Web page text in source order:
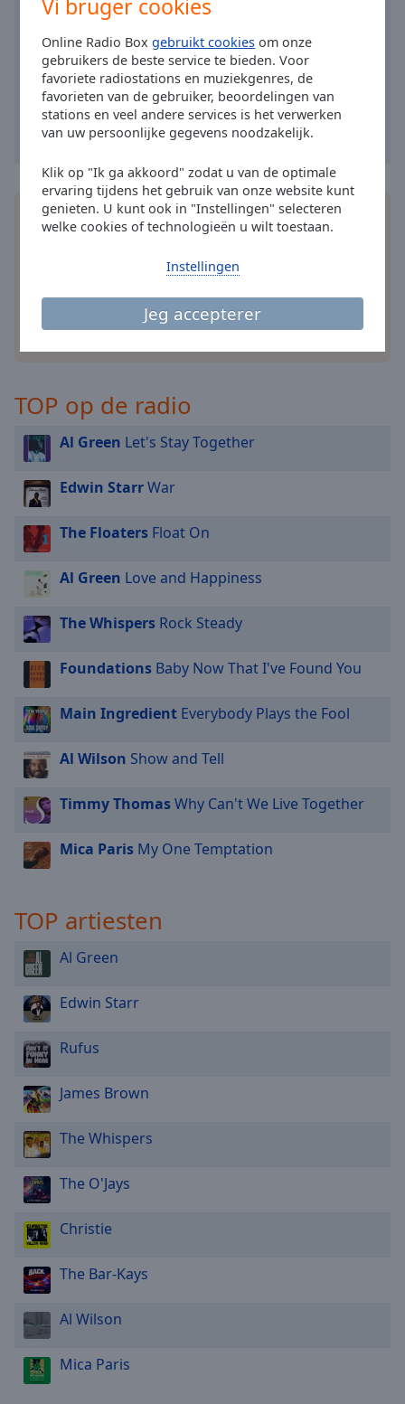
Vi bruger cookies
Online Radio Boxgebruikt cookies om onze
gebruikers de beste service te bieden. Voor
favoriete radiostations en muziekgenres, de
favorieten van de gebruiker, beoordelingen van
stations en veel andere services is het verwerken
van uw persoonlijke gegevens noodzakelijk.
Klik op "Ik ga akkoord" zodat u van de optimale
ervaring tijdens het gebruik van onze website kunt
genieten. U kunt ook in "Instellingen" selecteren
welke cookies of technologieën u wilt toestaan.
Jeg accepterer
Instellingen
Installeer de gratis Online Radio Box applicatie op
je smartphone en luister online naar je favoriete
radiozenders – waar je ook bent!
TOP op de radio
Al Green Let's Stay Together
Edwin StarrWar
The Floaters Float On
Al Green Love and Happiness
The Whispers Rock Steady
Foundations Baby Now That I've Found You
Main Ingredient Everybody Plays the Fool
Al Wilson Show and Tell
Timmy ThomasWhy Can't We Live Together
Mica Paris My One Temptation
TOP artiesten
Al Green
Edwin Starr
Rufus
James Brown
The Whispers
The O'Jays
Christie
The Bar-Kays
Al Wilson
Mica Paris